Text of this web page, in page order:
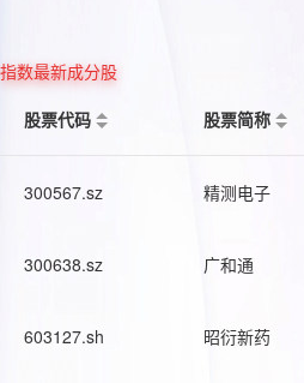
指数最新成分股
股票代码
股票简称
300567.sz 精测电子
300638.sz 广和通
603127.sh 昭衍新药